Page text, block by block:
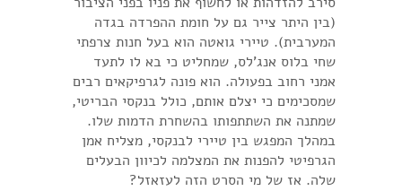
(בין היתר צייר גם על חומת ההפרדה בגדה
המערבית). טיירי גואטה הוא בעל חנות צרפתי
שחי בלוס אנג'לס, שמחליט כי בא לו לתעד
אמני רחוב בפעולה. הוא פונה לגרפיקאים רבים
שמסכימים כי יצלם אותם, כולל בנקסי הבריטי,
שמתנה את השתתפותו בהשחרת הדמות שלו.
במהלך המפגש בין טיירי לבנקסי, מצליח אמן
הגרפיטי להפנות את המצלמה לכיוון הבעלים
שלה. אז של מי הסרט הזה לעזאזל?